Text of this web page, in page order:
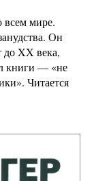
всем мире.
Он
до XX века,
книги — «не
Читается